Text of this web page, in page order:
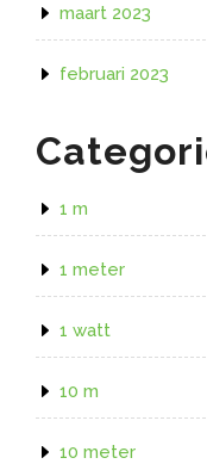
maart 2023
februari 2023
1 m
1 meter
1 watt
10 m
10 meter